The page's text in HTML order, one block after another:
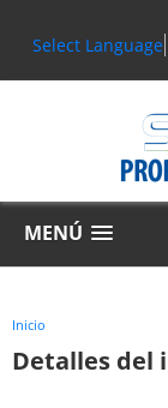
Select Language
MENÚ
Inicio
Detalles del